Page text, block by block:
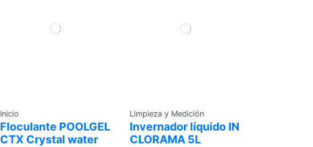
Inicio
Floculante POOLGEL
CTX Crystal water
Limpieza y Medición
Invernador líquido IN
CLORAMA 5L